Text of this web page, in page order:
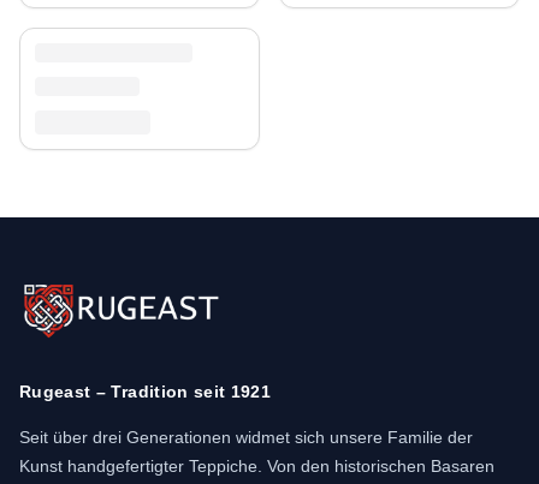
Rugeast – Tradition seit 1921
Seit über drei Generationen widmet sich unsere Familie der
Kunst handgefertigter Teppiche. Von den historischen Basaren